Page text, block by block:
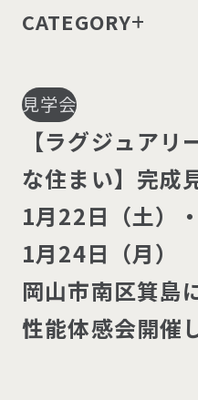
見学会
【ラグジュアリ
な住ま い】 完成
1月22日 （土） ・
1月24日 （月）
岡山市南区箕島
性能体感会開催
CATEGORY